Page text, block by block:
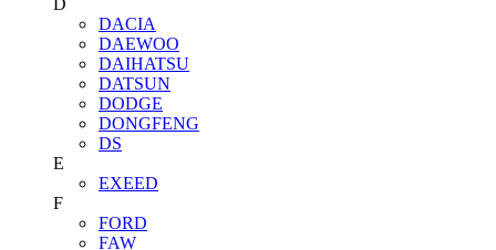
DACIA
DAEWOO
DAIHATSU
DATSUN
DODGE
DONGFENG
DS
E
EXEED
F
FORD
FAW